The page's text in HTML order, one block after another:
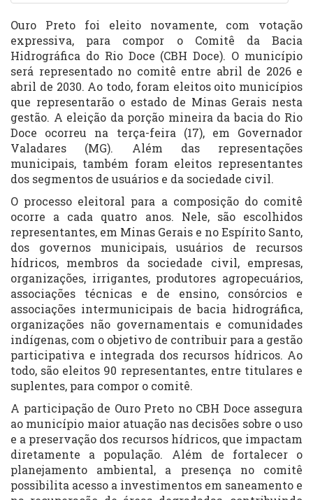
Ouro Preto foi eleito novamente, com votação
expressiva, para compor o Comitê da Bacia
Hidrográfica do Rio Doce (CBH Doce). O município
será representado no comitê entre abril de 2026 e
abril de 2030. Ao todo, foram eleitos oito municípios
que representarão o estado de Minas Gerais nesta
gestão. A eleição da porção mineira da bacia do Rio
Doce ocorreu na terça-feira (17), em Governador
Valadares (MG). Além das representações
municipais, também foram eleitos representantes
dos segmentos de usuários e da sociedade civil.
O processo eleitoral para a composição do comitê
ocorre a cada quatro anos. Nele, são escolhidos
representantes, em Minas Gerais e no Espírito Santo,
dos governos municipais, usuários de recursos
hídricos, membros da sociedade civil, empresas,
organizações, irrigantes, produtores agropecuários,
associações técnicas e de ensino, consórcios e
associações intermunicipais de bacia hidrográfica,
organizações não governamentais e comunidades
indígenas, com o objetivo de contribuir para a gestão
participativa e integrada dos recursos hídricos. Ao
todo, são eleitos 90 representantes, entre titulares e
suplentes, para compor o comitê.
A participação de Ouro Preto no CBH Doce assegura
ao município maior atuação nas decisões sobre o uso
e a preservação dos recursos hídricos, que impactam
diretamente a população. Além de fortalecer o
planejamento ambiental, a presença no comitê
possibilita acesso a investimentos em saneamento e